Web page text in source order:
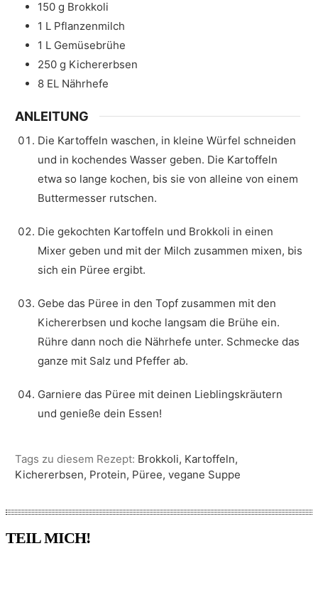
150 g Brokkoli
1 L Pflanzenmilch
1 L Gemüsebrühe
250 g Kichererbsen
8 EL Nährhefe
ANLEITUNG
Die Kartoffeln waschen, in kleine Würfel schneiden
und in kochendes Wasser geben. Die Kartoffeln
etwa so lange kochen, bis sie von alleine von einem
Buttermesser rutschen.
Die gekochten Kartoffeln und Brokkoli in einen
Mixer geben und mit der Milch zusammen mixen, bis
sich ein Püree ergibt.
Gebe das Püree in den Topf zusammen mit den
Kichererbsen und koche langsam die Brühe ein.
Rühre dann noch die Nährhefe unter. Schmecke das
ganze mit Salz und Pfeffer ab.
Garniere das Püree mit deinen Lieblingskräutern
und genieße dein Essen!
Tags zu diesem Rezept: Brokkoli, Kartoffeln,
Kichererbsen, Protein, Püree, vegane Suppe
TEIL MICH!